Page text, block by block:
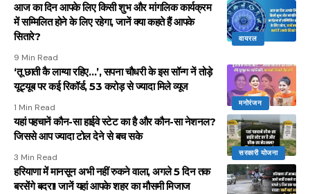
वायरल
आज का दिन आपके लिए किसी शुभ और मांगलिक कार्यक्रम
में सम्मिलित होने के लिए रहेगा, जानें क्या कहते हैं आपके
सितारे?
9 Min Read
मनोरंजन
‘तू छाती कै लाग्या रहिए…’, सपना चौधरी के इस सॉन्ग नें तोड़े
यूट्यूब पर कई रिकॉर्ड, 53 करोड़ से ज्यादा मिले व्यूज
1 Min Read
सरकारी योजना
यहां पहचानें कौन-सा हाईवे स्टेट का है और कौन-सा नेशनल?
जिससे आप ज्यादा टोल देने से बच सके
3 Min Read
हरियाणा में मानसून अभी नहीं रुकने वाला, अगले 5 दिन तक
बरसेंगे बदरा! जानें यहां आपके शहर का मौसमी मिजाज